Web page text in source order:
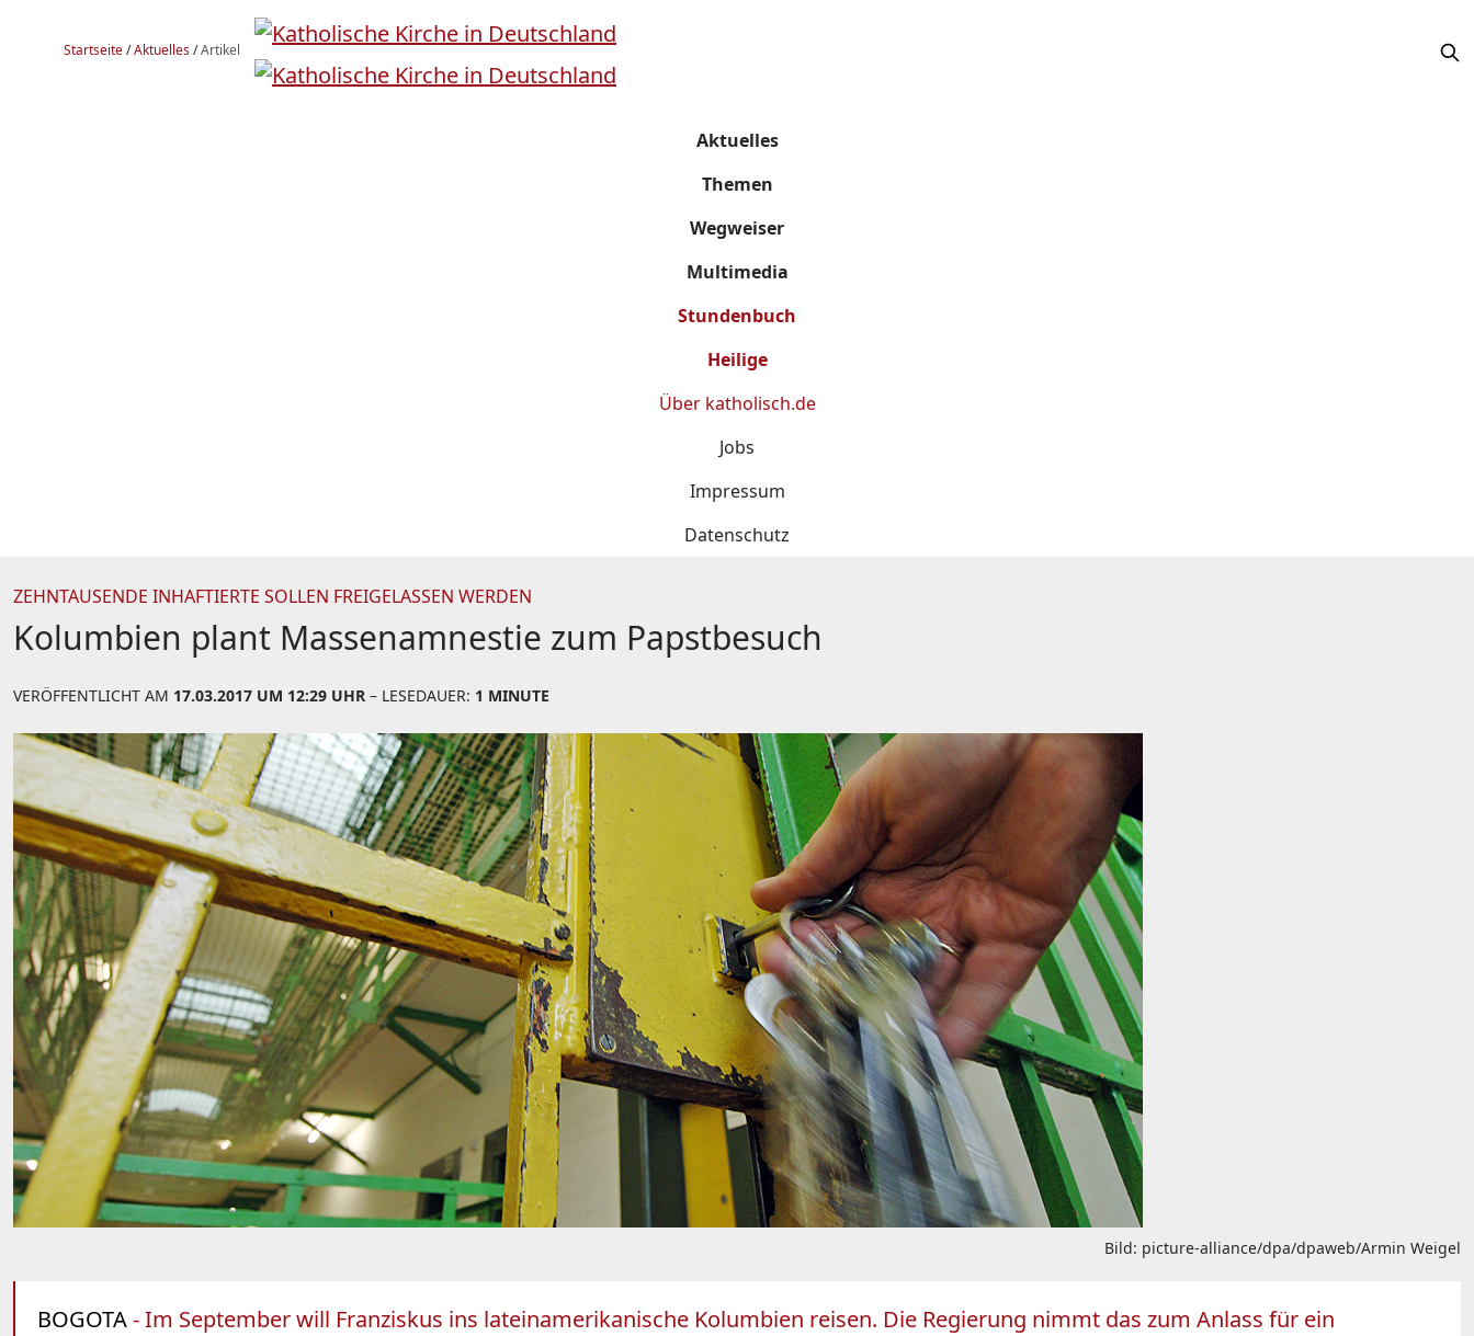
Startseite/Aktuelles/Artikel
Aktuelles
Themen
Wegweiser
Multimedia
Stundenbuch
Heilige
Über katholisch.de
Jobs
Impressum
Datenschutz
ZEHNTAUSENDE INHAFTIERTE SOLLEN FREIGELASSEN WERDEN
Kolumbien plant Massenamnestie zum Papstbesuch
VERÖFFENTLICHT AM 17.03.2017 UM 12:29 UHR – LESEDAUER: 1 MINUTE
Bild: picture-alliance/dpa/dpaweb/Armin Weigel
BOGOTA- Im September will Franziskus ins lateinamerikanische Kolumbien reisen. Die Regierung nimmt das zum Anlass für ein